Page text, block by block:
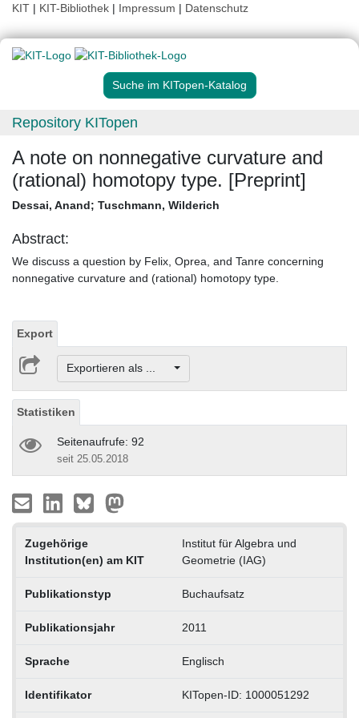
KIT | KIT-Bibliothek | Impressum | Datenschutz
Suche im KITopen-Katalog
Repository KITopen
A note on nonnegative curvature and
(rational) homotopy type. [Preprint]
Dessai, Anand; Tuschmann, Wilderich
Abstract:
We discuss a question by Felix, Oprea, and Tanre concerning
nonnegative curvature and (rational) homotopy type.
Export
Exportieren als ...
Statistiken
Seitenaufrufe: 92
seit 25.05.2018
Zugehörige
Institution(en) am KIT
Institut für Algebra und
Geometrie (IAG)
Publikationstyp Buchaufsatz
Publikationsjahr 2011
Sprache Englisch
Identifikator KITopen-ID: 1000051292